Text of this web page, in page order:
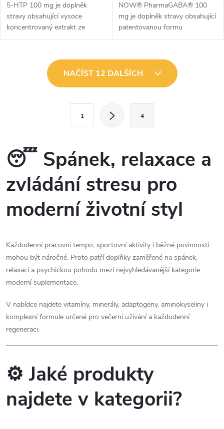
5-HTP 100 mg je doplněk
stravy obsahující vysoce
koncentrovaný extrakt ze
semen rostliny Griffonia
africká černá fazole. Každá
kapsle poskytuje...
NOW® PharmaGABA® 100
mg je doplněk stravy obsahující
patentovanou formu
PharmaGABA® doplněnou o
(kyselina gama-aminomáselná)
je přirozeně se...
d
a
c
í
r
v
k
y
v
ý
p
s
NAČÍST 12 DALŠÍCH
á
n
k
o
v
í
1 4
😴 Spánek, relaxace a
zvládání stresu pro
moderní životní styl
Každodenní pracovní tempo, sportovní aktivity i běžné povinnosti
mohou být náročné. Proto patří doplňky zaměřené na spánek,
relaxaci a psychickou pohodu mezi nejvyhledávanější kategorie
moderní suplementace.
V nabídce najdete vitamíny, minerály, adaptogeny, aminokyseliny i
komplexní formule určené pro večerní užívání a každodenní
regeneraci.
⚙️ Jaké produkty
najdete v kategorii?